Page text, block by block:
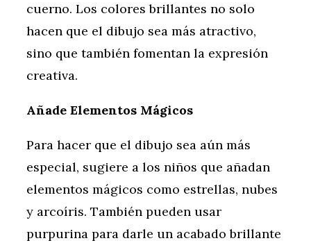
cuerno. Los colores brillantes no solo
hacen que el dibujo sea más atractivo,
sino que también fomentan la expresión
creativa.
Añade Elementos Mágicos
Para hacer que el dibujo sea aún más
especial, sugiere a los niños que añadan
elementos mágicos como estrellas, nubes
y arcoíris. También pueden usar
purpurina para darle un acabado brillante